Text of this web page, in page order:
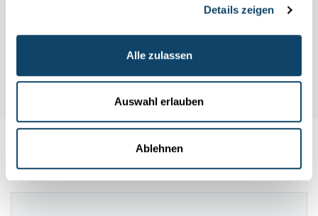
Details zeigen
Alle zulassen
Auswahl erlauben
Ablehnen
Folgescience.lu